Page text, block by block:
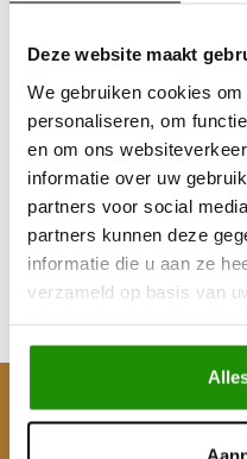
Deze website maakt
We gebruiken cookies
personaliseren, om
en om ons
informatie over uw
partners voor social
partners kunnen deze
informatie die u aan ze
verzameld op basis van
Snorkel Nissan Navara
D40 / PATHFINDER
(R51) 2005-2009
€139,67
Excl. btw
€169,00
Klantenservice